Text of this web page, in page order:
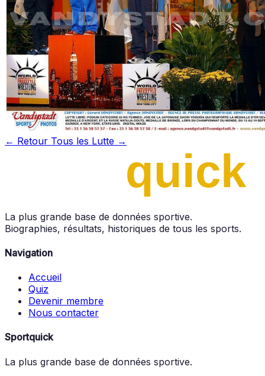
← Retour Tous les Lutte →
La plus grande base de données sportive.
Biographies, résultats, historiques de tous les sports.
Navigation
Accueil
Quiz
Devenir membre
Nous contacter
Sportquick
La plus grande base de données sportive.